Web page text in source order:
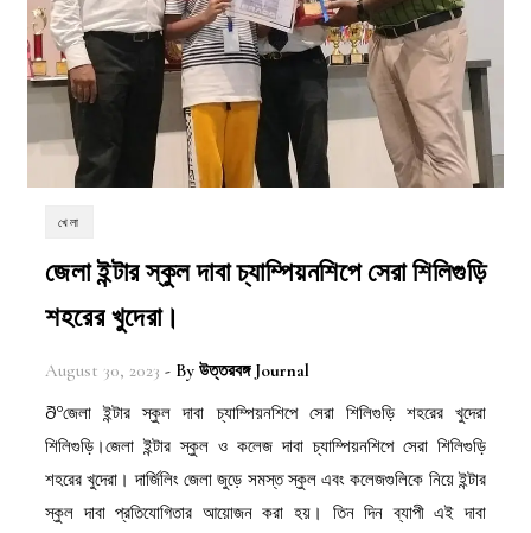
খেলা
জেলা ইন্টার স্কুল দাবা চ্যাম্পিয়নশিপে সেরা শিলিগুড়ি
শহরের খুদেরা।
August 30, 2023 - By উত্তরবঙ্গ Journal
ðºজেলা ইন্টার স্কুল দাবা চ্যাম্পিয়নশিপে সেরা শিলিগুড়ি শহরের খুদেরা
শিলিগুড়ি।জেলা ইন্টার স্কুল ও কলেজ দাবা চ্যাম্পিয়নশিপে সেরা শিলিগুড়ি
শহরের খুদেরা। দার্জিলিং জেলা জুড়ে সমস্ত স্কুল এবং কলেজগুলিকে নিয়ে ইন্টার
স্কুল দাবা প্রতিযোগিতার আয়োজন করা হয়। তিন দিন ব্যাপী এই দাবা